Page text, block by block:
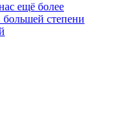
ещё более
большей степени